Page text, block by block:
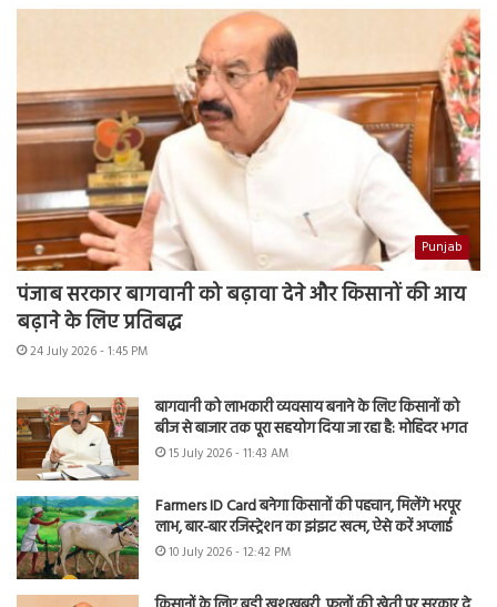
Punjab
पंजाब सरकार बागवानी को बढ़ावा देने और किसानों की आय
बढ़ाने के लिए प्रतिबद्ध
24 July 2026 - 1:45 PM
बागवानी को लाभकारी व्यवसाय बनाने के लिए किसानों को
बीज से बाजार तक पूरा सहयोग दिया जा रहा है: मोहिंदर भगत
15 July 2026 - 11:43 AM
Farmers ID Card बनेगा किसानों की पहचान, मिलेंगे भरपूर
लाभ, बार-बार रजिस्ट्रेशन का झंझट खत्म, ऐसे करें अप्लाई
10 July 2026 - 12:42 PM